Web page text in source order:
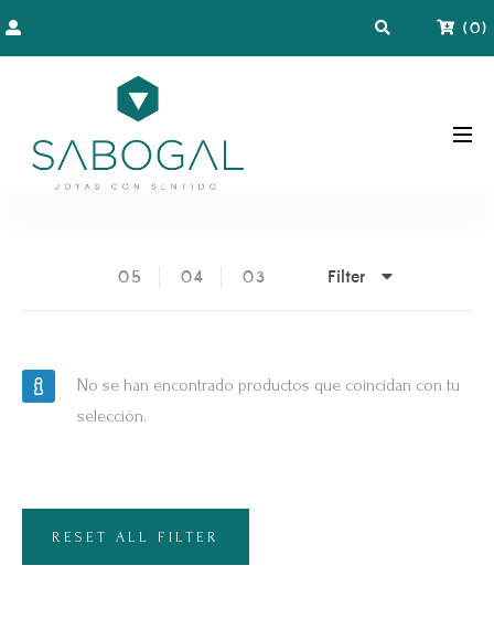
(0)
05 04 03 Filter
No se han encontrado productos que coincidan con tu
selección.
RESET ALL FILTER